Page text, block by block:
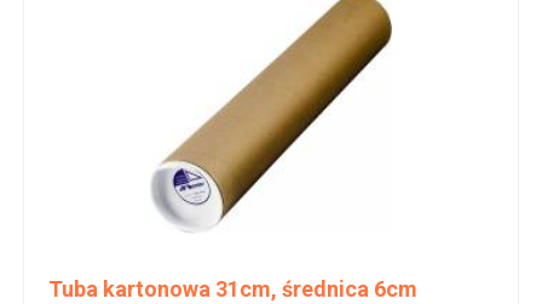
Tuba kartonowa 31cm, średnica 6cm